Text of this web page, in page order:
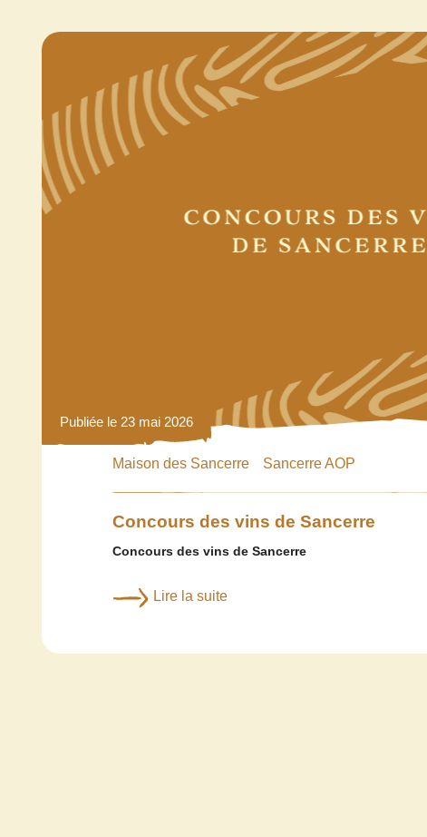
Publiée le 23 mai 2026
Maison des Sancerre Sancerre AOP
Concours des vins de Sancerre
Concours des vins de Sancerre
Lire la suite